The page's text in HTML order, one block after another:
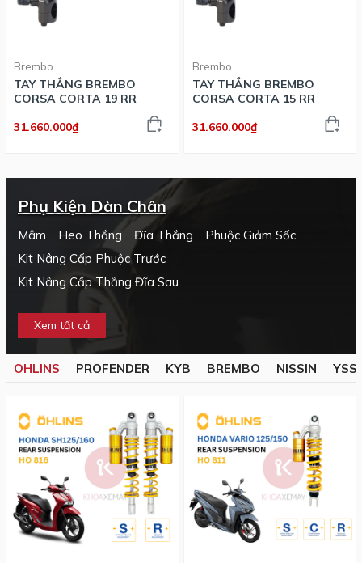
Brembo
TAY THẮNG BREMBO
CORSA CORTA 19 RR
31.660.000₫
Brembo
TAY THẮNG BREMBO
CORSA CORTA 15 RR
31.660.000₫
Phụ Kiện Dàn Chân
Mâm Heo Thắng Đĩa Thắng
Phuộc Giảm Sốc
Kit Nâng Cấp Phuộc Trước
Kit Nâng Cấp Thắng Đĩa Sau
Xem tất cả
OHLINS PROFENDER KYB BREMBO NISSIN YSS